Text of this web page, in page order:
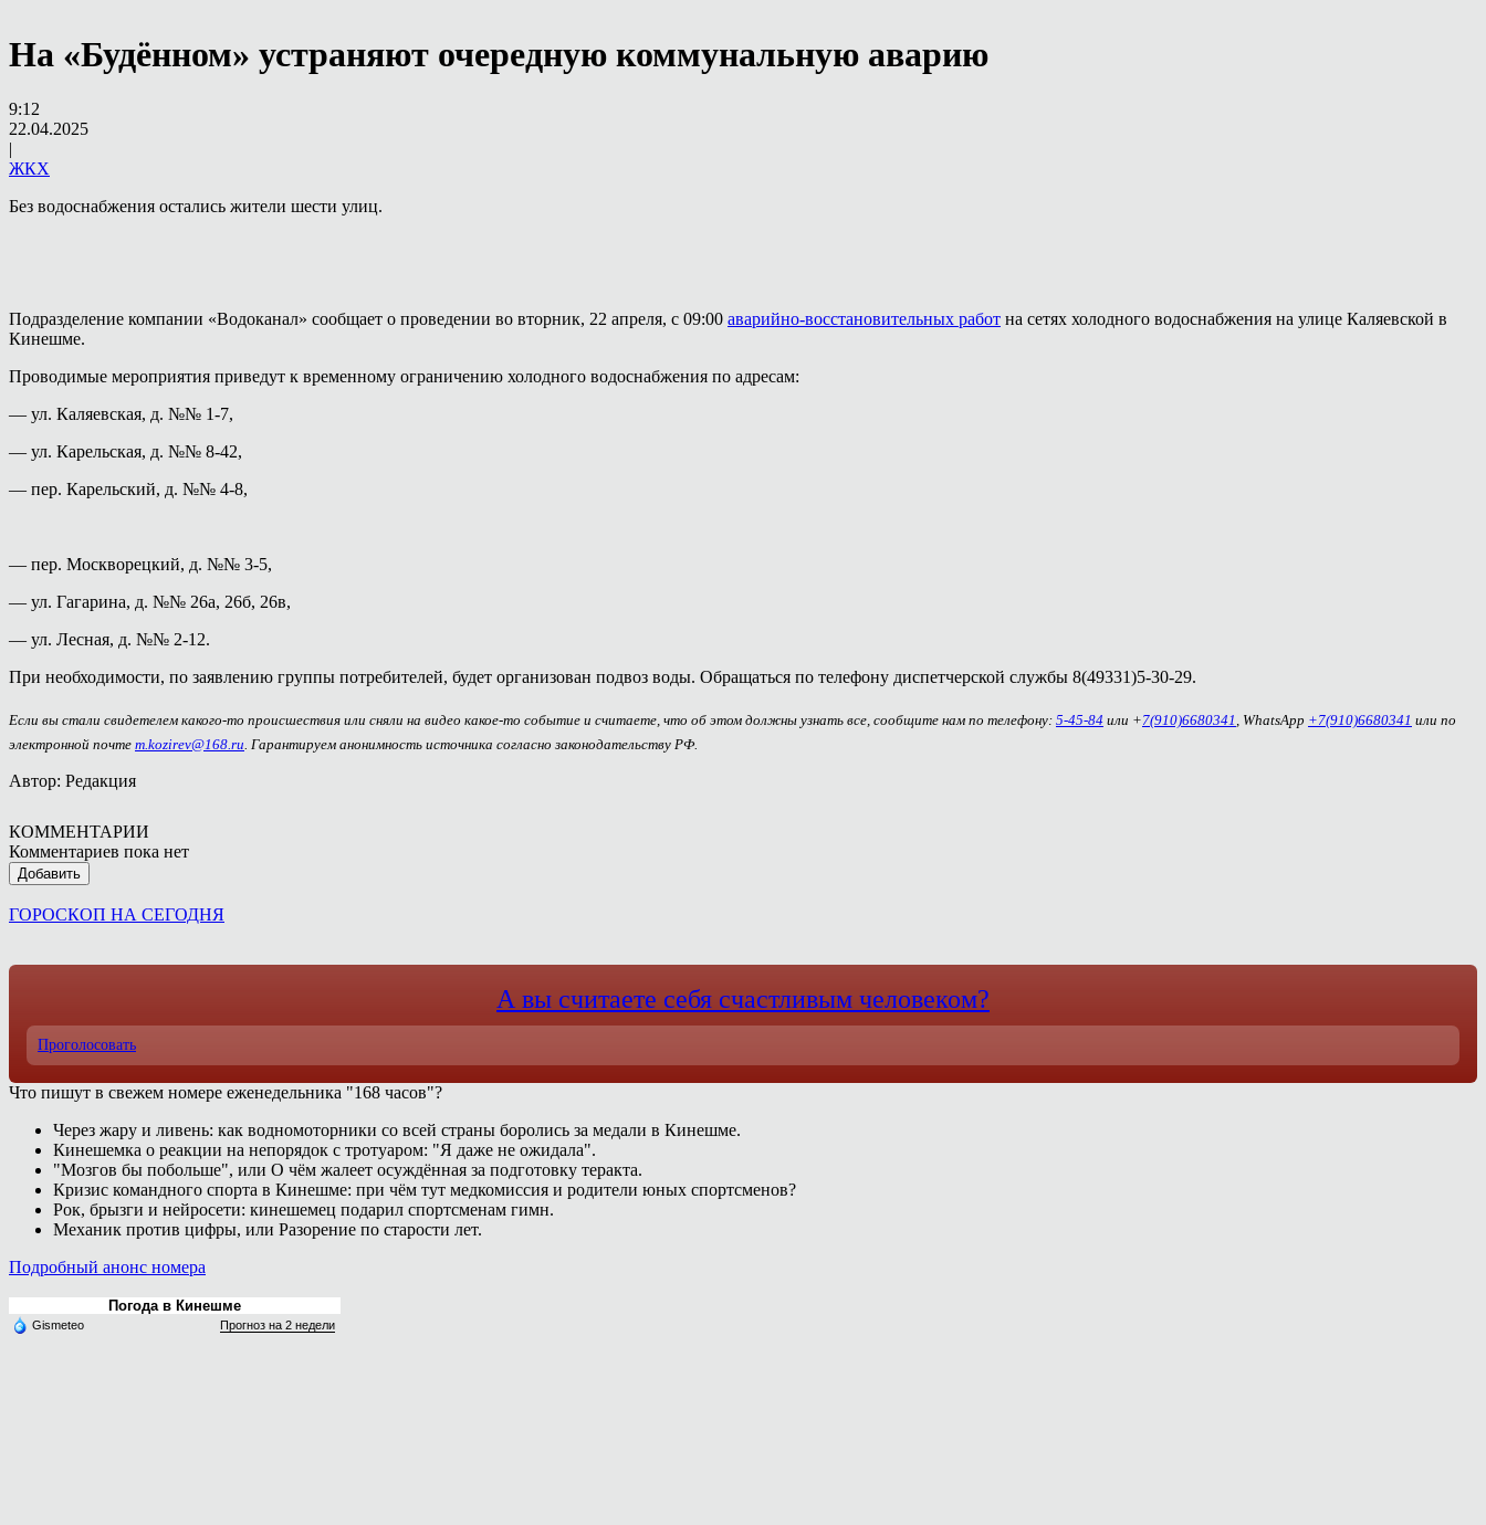
На «Будённом» устраняют очередную коммунальную аварию
9:12
22.04.2025
|
ЖКХ
Без водоснабжения остались жители шести улиц.
Подразделение компании «Водоканал» сообщает о проведении во вторник, 22 апреля, с 09:00 аварийно-восстановительных работ на сетях холодного водоснабжения на улице Каляевской в
Кинешме.
Проводимые мероприятия приведут к временному ограничению холодного водоснабжения по адресам:
— ул. Каляевская, д. №№ 1-7,
— ул. Карельская, д. №№ 8-42,
— пер. Карельский, д. №№ 4-8,
— пер. Москворецкий, д. №№ 3-5,
— ул. Гагарина, д. №№ 26а, 26б, 26в,
— ул. Лесная, д. №№ 2-12.
При необходимости, по заявлению группы потребителей, будет организован подвоз воды. Обращаться по телефону диспетчерской службы 8(49331)5-30-29.
Если вы стали свидетелем какого-то происшествия или сняли на видео какое-то событие и считаете, что об этом должны узнать все, сообщите нам по телефону: 5-45-84 или +7(910)6680341 , WhatsApp +7(910)6680341 или по
электронной почте m.kozirev@168.ru. Гарантируем анонимность источника согласно законодательству РФ.
Автор: Редакция
КОММЕНТАРИИ
Комментариев пока нет
Добавить
ГОРОСКОП НА СЕГОДНЯ
А вы считаете себя счастливым человеком?
Проголосовать
Что пишут в свежем номере еженедельника "168 часов"?
Через жару и ливень: как водномоторники со всей страны боролись за медали в Кинешме.
Кинешемка о реакции на непорядок с тротуаром: "Я даже не ожидала".
"Мозгов бы побольше", или О чём жалеет осуждённая за подготовку теракта.
Кризис командного спорта в Кинешме: при чём тут медкомиссия и родители юных спортсменов?
Рок, брызги и нейросети: кинешемец подарил спортсменам гимн.
Механик против цифры, или Разорение по старости лет.
Подробный анонс номера
Погода в Кинешме
Gismeteo Прогноз на 2 недели